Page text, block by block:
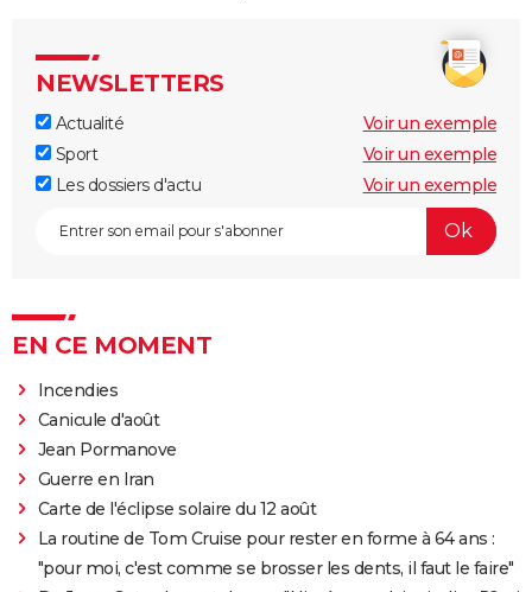
NEWSLETTERS
Actualité
Voir un exemple
Sport
Voir un exemple
Les dossiers d'actu
Voir un exemple
EN CE MOMENT
Incendies
Canicule d'août
Jean Pormanove
Guerre en Iran
Carte de l'éclipse solaire du 12 août
La routine de Tom Cruise pour rester en forme à 64 ans :
"pour moi, c'est comme se brosser les dents, il faut le faire"